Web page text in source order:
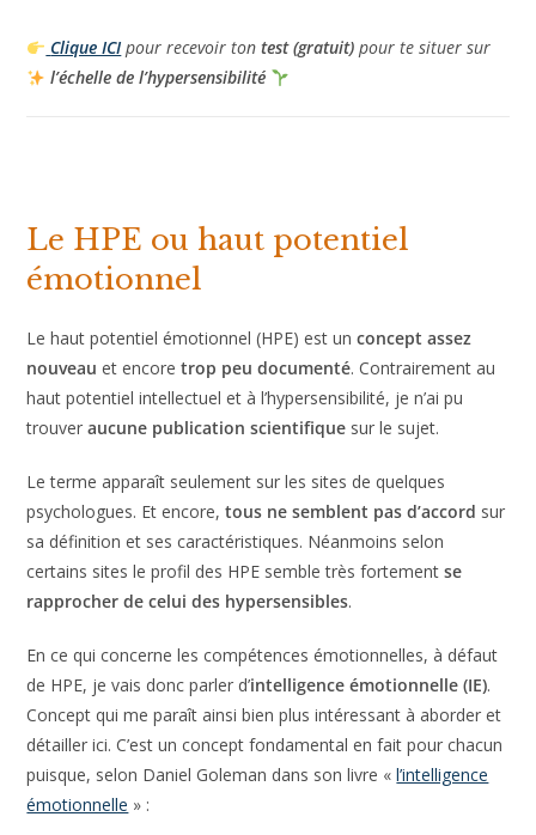
cependant des questionnaires pour sesituer sur l’échelle
de l’hypersensibilité
. Tu peux en télécharger un juste en
Le HPE ou haut potentiel
émotionnel
Le haut potentiel émotionnel (HPE) est unconcept assez
nouveau
et encore trop peu documenté
. Contrairement
au haut potentiel intellectuel et à l’hypersensibilité, je n’ai pu
trouver aucune publication scientifique sur le sujet.
Le terme apparaît seulement sur les sites de quelques
psychologues. Et encore, tous ne semblent pas d’accord
sur sa définition et ses caractéristiques. Néanmoins selon
certains sites le profil des HPE semble très fortementse
rapprocher de celui des hypersensibles
En ce qui concerne les compétences émotionnelles, à
défaut de HPE, je vais donc parler d’intelligence
émotionnelle (IE)